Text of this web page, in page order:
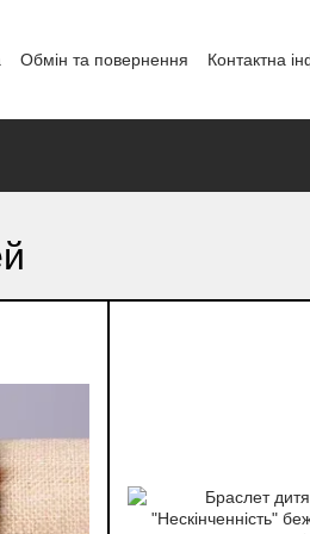
Обмін та повернення Контактна